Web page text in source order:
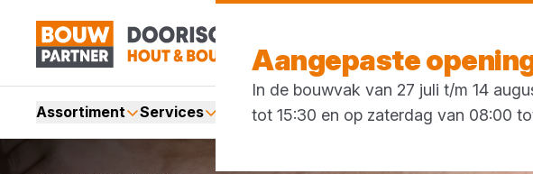
Assortiment Services Merken Acties Blogs
Aangepaste
In de bouwvak van 27 juli t/m 14
tot 15:30 en op zaterdag van 08:00